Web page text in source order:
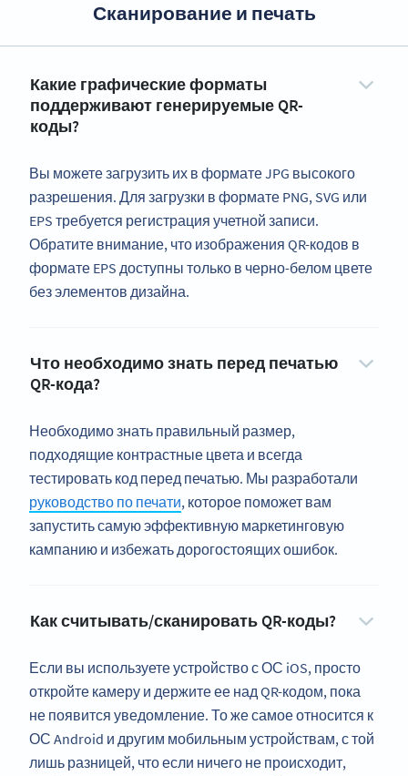
Сканирование и печать
Какие графические форматы
поддерживают генерируемые QR-
коды?
Вы можете загрузить их в формате JPG высокого
разрешения. Для загрузки в формате PNG, SVG или
EPS требуется регистрация учетной записи.
Обратите внимание, что изображения QR-кодов в
формате EPS доступны только в черно-белом цвете
без элементов дизайна.
Что необходимо знать перед печатью
QR-кода?
Необходимо знать правильный размер,
подходящие контрастные цвета и всегда
тестировать код перед печатью. Мы разработали
руководство по печати, которое поможет вам
запустить самую эффективную маркетинговую
кампанию и избежать дорогостоящих ошибок.
Как считывать/сканировать QR-коды?
Если вы используете устройство с ОС iOS, просто
откройте камеру и держите ее над QR-кодом, пока
не появится уведомление. То же самое относится к
ОС Android и другим мобильным устройствам, с той
лишь разницей, что если ничего не происходит,